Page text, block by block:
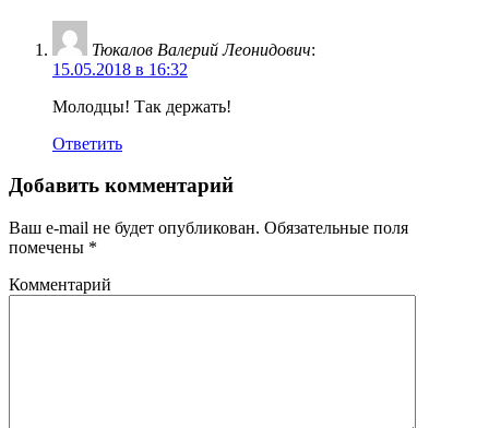
Тюкалов Валерий Леонидович:
15.05.2018 в 16:32
Молодцы! Так держать!
Ответить
Добавить комментарий
Ваш e-mail не будет опубликован. Обязательные поля
помечены *
Комментарий